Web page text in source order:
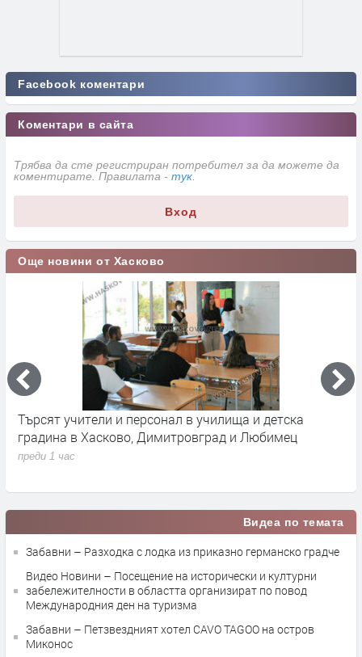
Facebook коментари
Коментари в сайта
Трябва да сте регистриран потребител за да можете да
коментирате. Правилата - тук
Вход
Още новини от Хасково
Търсят учители и персонал в училища и детска
градина в Хасково, Димитровград и Любимец
преди 1 час
Видеа по темата
Забавни – Разходка с лодка из приказно германско градче
Видео Новини – Посещение на исторически и културни
забележителности в областта организират по повод
Международния ден на туризма
Забавни – Петзвездният хотел CAVO TAGOO на остров
Миконос